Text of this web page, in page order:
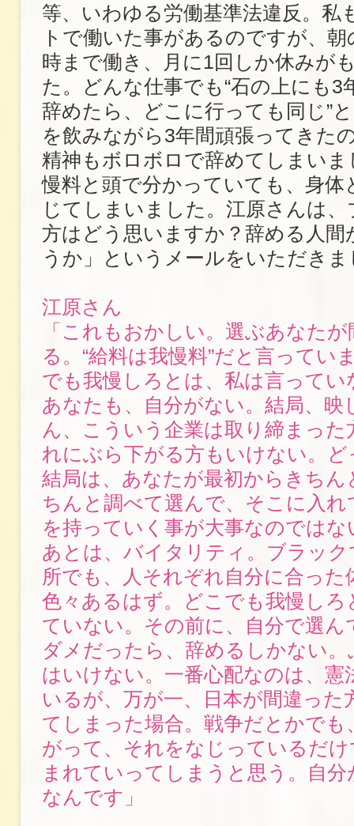
等、いわゆる労働基準法違反。私
トで働いた事があるのですが、
時まで働き、月に1回しか休みが
た。どんな仕事でも“石の上にも3
辞めたら、どこに行っても同じ”
を飲みながら3年間頑張ってきた
精神もボロボロで辞めてしまいま
慢料と頭で分かっていても、身体
じてしまいました。江原さんは
方はどう思いますか？辞める人間
うか」というメールをいただきま
江原さん
「これもおかしい。選ぶあなた
る。“給料は我慢料”だと言ってい
でも我慢しろとは、私は言ってい
あなたも、自分がない。結局、映
ん、こういう企業は取り締まった
れにぶら下がる方もいけない。
結局は、あなたが最初からきちん
ちんと調べて選んで、そこに入
を持っていく事が大事なのでは
あとは、バイタリティ。ブラッ
所でも、人それぞれ自分に合った
色々あるはず。どこでも我慢しろ
ていない。その前に、自分で選ん
ダメだったら、辞めるしかない
はいけない。一番心配なのは、憲
いるが、万が一、日本が間違った
てしまった場合。戦争だとかでも
がって、それをなじっているだけ
まれていってしまうと思う。自分
なんです」